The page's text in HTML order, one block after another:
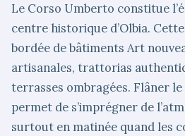
Le Corso Umberto constitue
centre historique d’Olbia.
bordée de bâtiments Art
artisanales, trattorias
terrasses ombragées. Flâner
permet de s’imprégner de
surtout en matinée quand les